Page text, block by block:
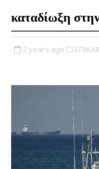
καταδίωξη
2 years ago